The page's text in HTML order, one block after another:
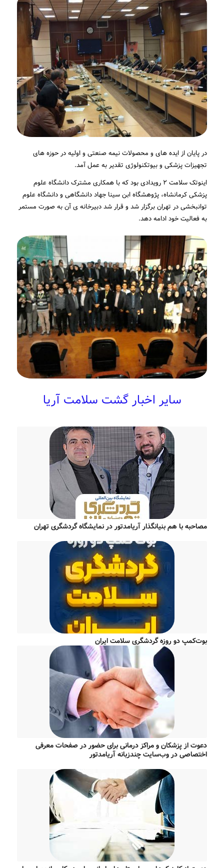
در پایان از ایده های و محصولات نیمه صنعتی و اولیه در حوزه های
تجهیزات پزشکی و بیوتکنولوژی تقدیر به عمل آمد.
اینوتک سلامت ۲ رویدادی بود که با همکاری مشترک دانشگاه علوم
پزشکی کرمانشاه، پژوهشگاه ابن سینا جهاد دانشگاهی و دانشگاه علوم
توانبخشی در تهران برگزار شد و قرار شد دبیرخانه ی آن به صورت مستمر
به فعالیت خود ادامه دهد.
سایر اخبار گشت سلامت آریا
مصاحبه با هم بنیانگذار آریامدتور در نمایشگاه گردشگری تهران
بوت‌کمپ دو روزه گردشگری سلامت ایران
دعوت از پزشکان و مراکز درمانی برای حضور در صفحات معرفی
اختصاصی در وب‌سایت چندزبانه آریامدتور